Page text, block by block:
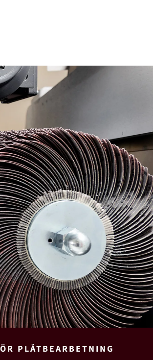
PLÅTBEARBETNING